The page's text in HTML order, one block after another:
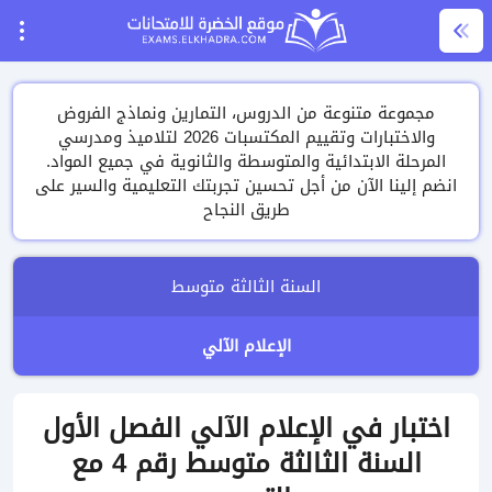
مجموعة متنوعة من الدروس، التمارين ونماذج الفروض
والاختبارات وتقييم المكتسبات 2026 لتلاميذ ومدرسي
المرحلة الابتدائية والمتوسطة والثانوية في جميع المواد.
انضم إلينا الآن من أجل تحسين تجربتك التعليمية والسير على
طريق النجاح
السنة الثالثة متوسط
الإعلام الآلي
اختبار في الإعلام الآلي الفصل الأول
السنة الثالثة متوسط رقم 4 مع